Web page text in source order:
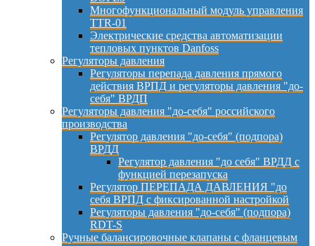
Многофункциональный модуль управления
TTR-01
Электрические средства автоматизации
тепловых пунктов Danfoss
Регуляторы давления
Регуляторы перепада давления прямого
действия ВРПД и регуляторы давления "до-
себя" ВРДП
Регуляторы давления "до-себя" российского
производства
Регулятор давления "до-себя" (подпора)
ВРДД
Регулятор давления "до себя" ВРДД с
функцией перезапуска
Регулятор ПЕРЕПАДА ДАВЛЕНИЯ "до
себя ВРПД с фиксированной настройкой
Регуляторы давления "до-себя" (подпора)
RDT-S
Ручные балансировочные клапаны с фланцевым